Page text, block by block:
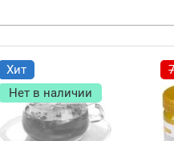
Хит
Нет в наличии